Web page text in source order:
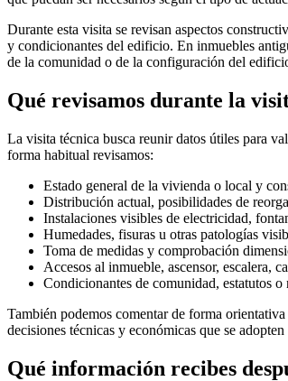
Durante esta visita se revisan aspectos
y condicionantes del edificio. En inmuebles
de la comunidad o de la configuración del
Qué revisamos durante la
La visita técnica busca reunir datos útiles para
forma habitual revisamos:
Estado general de la vivienda o local y
Distribución actual, posibilidades de
Instalaciones visibles de electricidad,
Humedades, fisuras u otras patologías
Toma de medidas y comprobación
Accesos al inmueble, ascensor, escalera,
Condicionantes de comunidad, estatutos
También podemos comentar de forma
decisiones técnicas y económicas que se adopten
Qué información recibes